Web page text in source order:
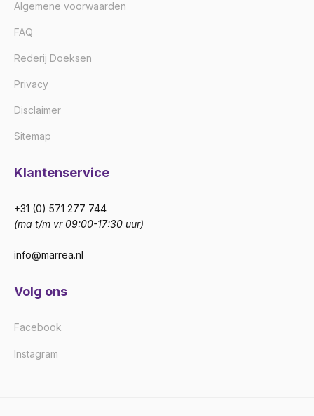
Algemene voorwaarden
FAQ
Rederij Doeksen
Privacy
Disclaimer
Sitemap
Klantenservice
+31 (0) 571 277 744
(ma t/m vr 09:00-17:30 uur)
info@marrea.nl
Volg ons
Facebook
Instagram